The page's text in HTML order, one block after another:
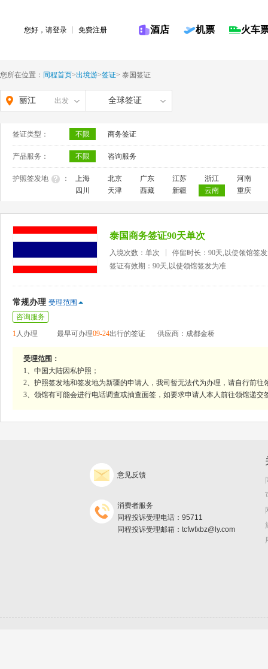
您好，请登录 免费注册 酒店 机票 火车
您所在位置： 同程首页>出境游>签证> 泰国签证
丽江 出发 全球签证
签证类型： 不限 商务签证
产品服务： 不限 咨询服务
护照签发地 ： 上海 北京 广东 江苏 浙江
河南
四川
天津 西藏 新疆 云南 重庆
泰国商务签证90天单次
入境次数：单次
停留时长：90天,以使领馆签
签证有效期：90天,以使领馆签发为准
常规办理 受理范围
咨询服务
1人办理 最早可办理09-24出行的签证 供应商：成都金桥
受理范围：
1、中国大陆因私护照；
2、护照签发地和签发地为新疆的申请人，我司暂无法代为办理，请自行前往
3、领馆有可能会进行电话调查或抽查面签，如要求申请人本人前往领馆递
意见反馈
消费者服务
同程投诉受理电话：95711
同程投诉受理邮箱：tcfwfxbz@ly.com